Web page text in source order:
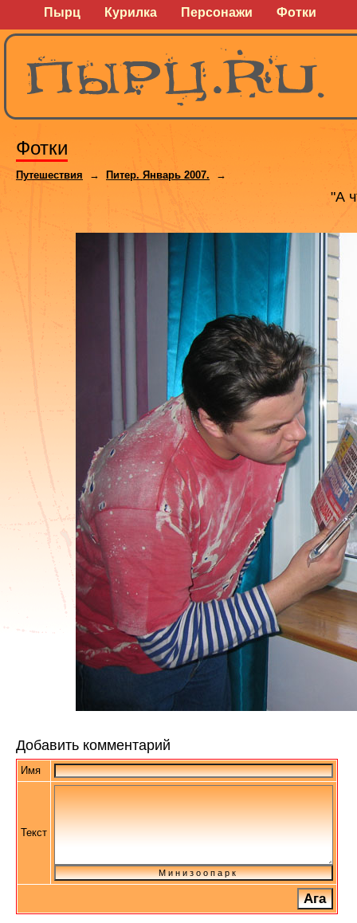
Пырц Курилка Персонажи Фотки
Фотки
Путешествия → Питер. Январь 2007. →
"А
Добавить комментарий
Имя
Текст
М и н и з о о п а р к